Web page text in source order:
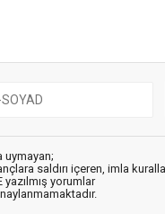
uymayan;
saldırı içeren, imla
yazılmış yorumlar